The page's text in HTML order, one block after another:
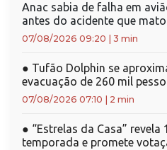
Anac sabia de falha em
antes do acidente que
07/08/2026 09:20 3 min
● Tufão Dolphin se
evacuação de 260 mil
07/08/2026 07:10 2 min
● “Estrelas da Casa”
temporada e promete